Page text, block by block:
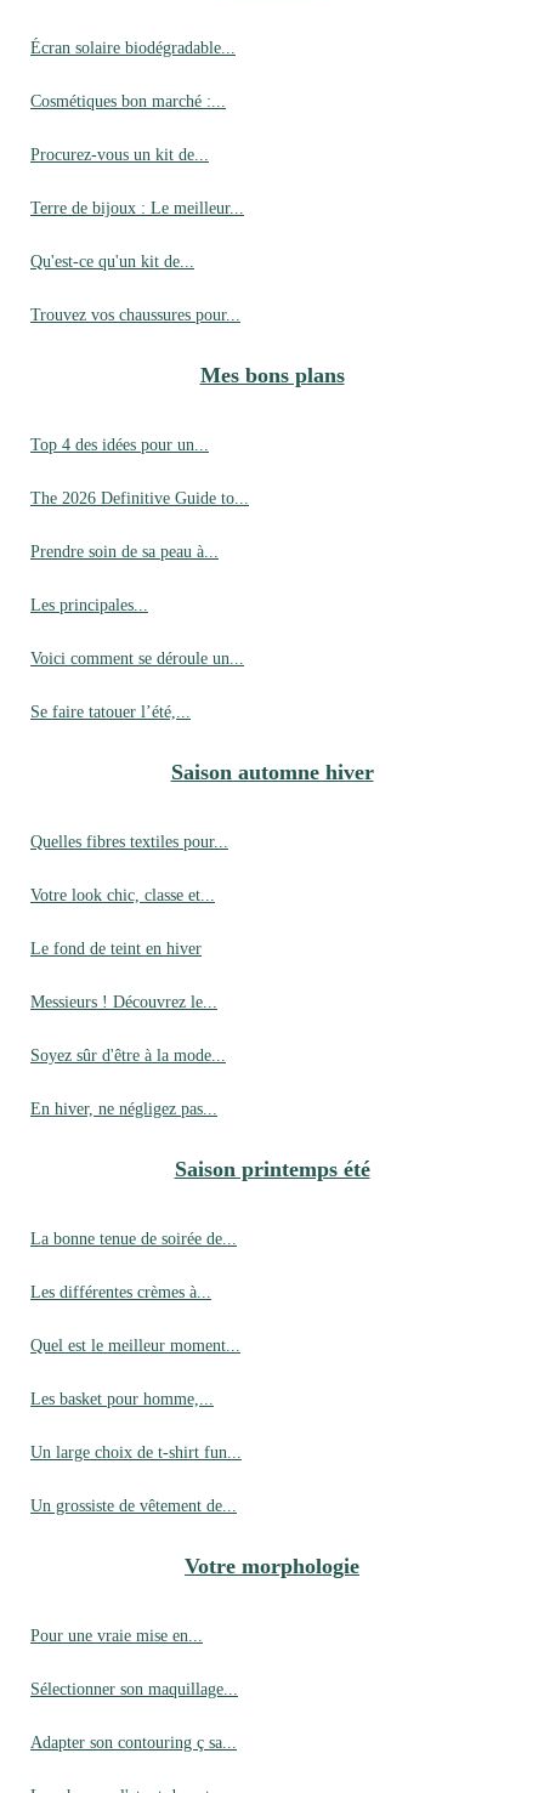
Écran solaire biodégradable...
Cosmétiques bon marché :...
Procurez-vous un kit de...
Terre de bijoux : Le meilleur...
Qu'est-ce qu'un kit de...
Trouvez vos chaussures pour...
Mes bons plans
Top 4 des idées pour un...
The 2026 Definitive Guide to...
Prendre soin de sa peau à...
Les principales...
Voici comment se déroule un...
Se faire tatouer l’été,...
Saison automne hiver
Quelles fibres textiles pour...
Votre look chic, classe et...
Le fond de teint en hiver
Messieurs ! Découvrez le...
Soyez sûr d'être à la mode...
En hiver, ne négligez pas...
Saison printemps été
La bonne tenue de soirée de...
Les différentes crèmes à...
Quel est le meilleur moment...
Les basket pour homme,...
Un large choix de t-shirt fun...
Un grossiste de vêtement de...
Votre morphologie
Pour une vraie mise en...
Sélectionner son maquillage...
Adapter son contouring ç sa...